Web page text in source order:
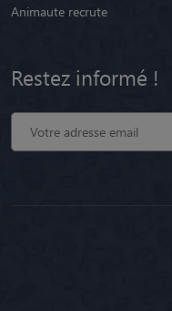
Animaute recrute
Restez informé !